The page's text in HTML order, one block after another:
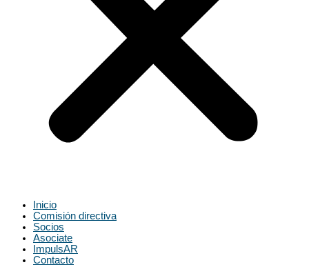
Inicio
Comisión directiva
Socios
Asociate
ImpulsAR
Contacto